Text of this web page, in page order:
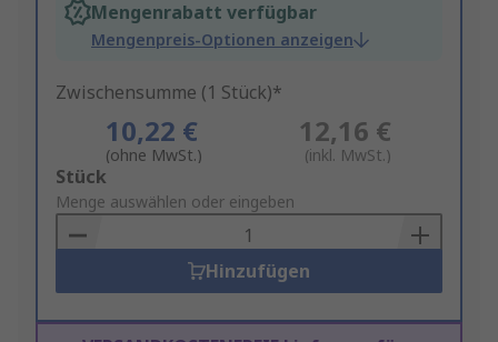
Mengenrabatt verfügbar
Mengenpreis-Optionen anzeigen
Zwischensumme (1 Stück)*
10,22 €
(ohne MwSt.)
12,16 €
(inkl. MwSt.)
Add
to
Basket
Stück
Menge auswählen oder eingeben
Hinzufügen